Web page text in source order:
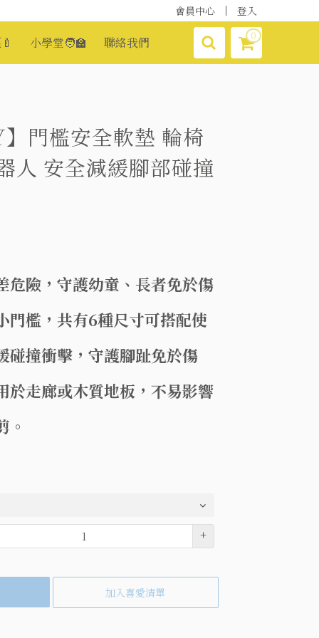
會員中心 登入
小學堂🧑‍🏫 聯絡我們 0
門檻安全軟墊 輪椅
人 安全減緩腳部碰撞
危險，守護幼童、長者免於傷
門檻，共有6種尺寸可搭配使
碰撞衝擊，守護腳趾免於傷
於走廊或木質地板，不易影響
。
+
加入喜愛清單